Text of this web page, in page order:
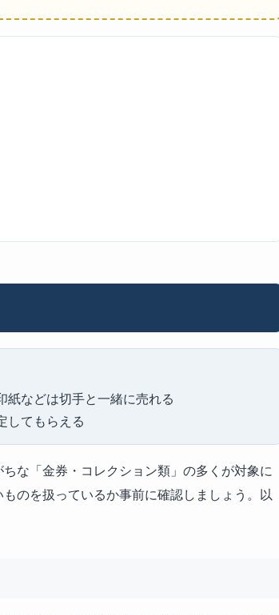
紙などは切手と一緒に売れる
してもらえる
な「金券・コレクション類」の多くが対象に
のを扱っているか事前に確認しましょう。以